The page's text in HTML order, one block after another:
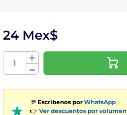
24 Mex$
💬 Escríbenos por WhatsApp
👉 Ver descuentos por volumen